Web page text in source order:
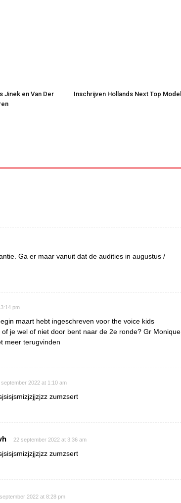
Jinek en Van Der
Inschrijven Hollands Next Top Model
Ga er maar vanuit dat de audities in augustus /
pm
maart hebt ingeschreven voor the voice kids
je wel of niet door bent naar de 2e ronde? Gr Monique
meer terugvinden
september 2022 at 1:10 am
zumzsert
22 september 2022 at 3:36 am
zumzsert
2022 at 8:28 pm